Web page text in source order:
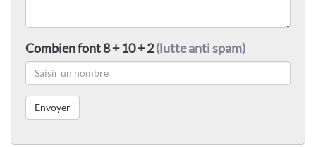
Combien font 8 + 10 + 2(lutte anti spam)